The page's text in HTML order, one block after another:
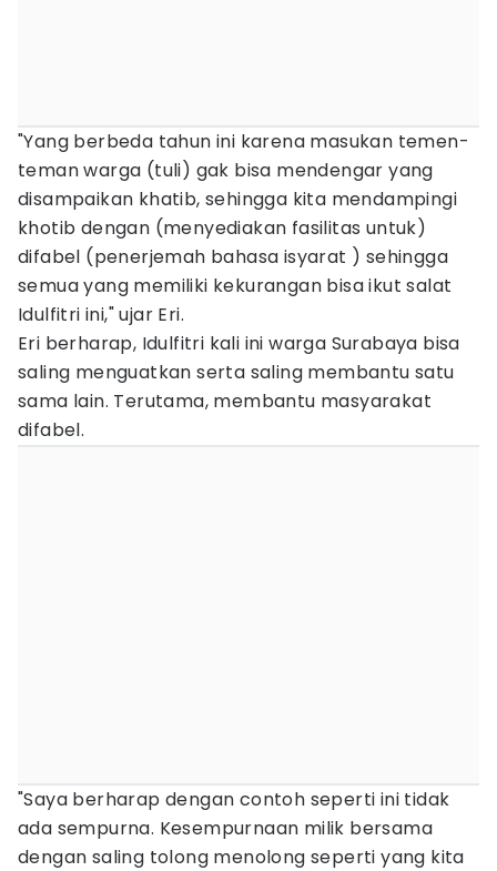
"Yang berbeda tahun ini karena masukan temen-
teman warga (tuli) gak bisa mendengar yang
disampaikan khatib, sehingga kita mendampingi
khotib dengan (menyediakan fasilitas untuk)
difabel (penerjemah bahasa isyarat ) sehingga
semua yang memiliki kekurangan bisa ikut salat
Idulfitri ini," ujar Eri.
Eri berharap, Idulfitri kali ini warga Surabaya bisa
saling menguatkan serta saling membantu satu
sama lain. Terutama, membantu masyarakat
difabel.
"Saya berharap dengan contoh seperti ini tidak
ada sempurna. Kesempurnaan milik bersama
dengan saling tolong menolong seperti yang kita